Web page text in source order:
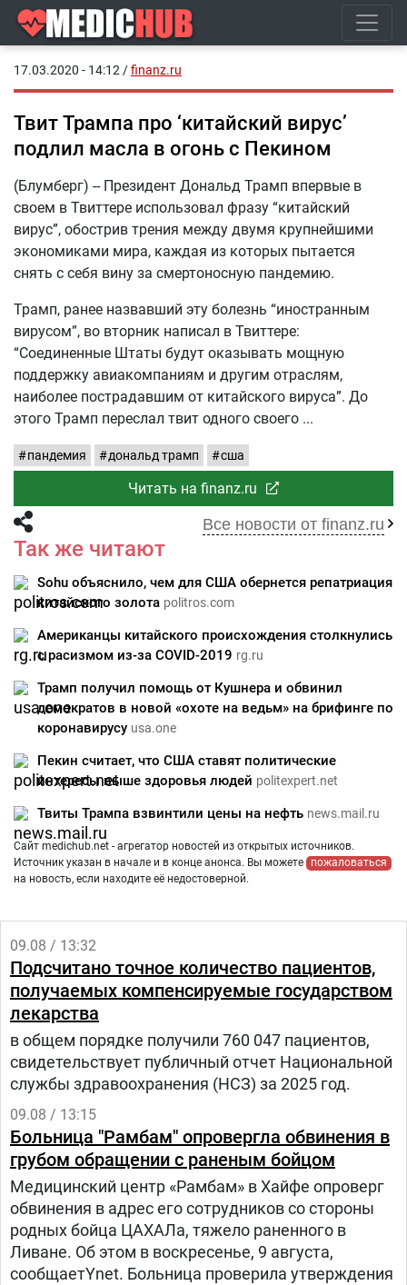
17.03.2020 - 14:12 /finanz.ru
Твит Трампа про ‘китайский вирус’
подлил масла в огонь с Пекином
(Блумберг) -- Президент Дональд Трамп впервые в
своем в Твиттере использовал фразу “китайский
вирус”, обострив трения между двумя крупнейшими
экономиками мира, каждая из которых пытается
снять с себя вину за смертоносную пандемию.
Трамп, ранее назвавший эту болезнь “иностранным
вирусом”, во вторник написал в Твиттере:
“Соединенные Штаты будут оказывать мощную
поддержку авиакомпаниям и другим отраслям,
наиболее пострадавшим от китайского вируса”. До
этого Трамп переслал твит одного своего
пандемия дональд трамп сша
Читать на finanz.ru
Все новости от finanz.ru
Так же читают
Sohu объяснило, чем для США обернется репатриация
китайского золота politros.com
Американцы китайского происхождения столкнулись
с расизмом из-за COVID-2019 rg.ru
Трамп получил помощь от Кушнера и обвинил
демократов в новой «охоте на ведьм» на брифинге по
коронавирусу usa.one
Пекин считает, что США ставят политические
интересы выше здоровья людей politexpert.net
Твиты Трампа взвинтили цены на нефть news.mail.ru
Сайт medichub.net - агрегатор новостей из открытых источников.
Источник указан в начале и в конце анонса. Вы можете
пожаловаться
на новость, если находите её недостоверной.
09.08 / 13:32
Подсчитано точное количество пациентов,
получаемых компенсируемые государством
лекарства
в общем порядке получили 760 047 пациентов,
свидетельствует публичный отчет Национальной
службы здравоохранения (НСЗ) за 2025 год.
09.08 / 13:15
Больница "Рамбам" опровергла обвинения в
грубом обращении с раненым бойцом
Медицинский центр «Рамбам» в Хайфе опроверг
обвинения в адрес его сотрудников со стороны
родных бойца ЦАХАЛа, тяжело раненного в
Ливане. Об этом в воскресенье, 9 августа,
сообщаетYnet. Больница проверила утверждения